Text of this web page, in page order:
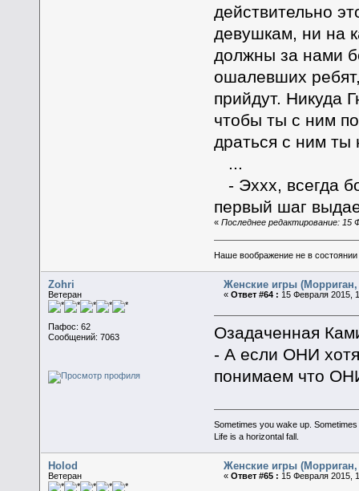
действительно
девушкам, ни на
должны за нами
ошалевших
прийдут. Никуда
чтобы ты с ним
драться с ним ты
...
- Эххх, всегда
первый шаг
« Последнее редактирование: 15
Наше воображение не в состоянии
Zohri
Ветеран
Пафос: 62
Сообщений: 7063
Женские игры
«Ответ #64 : 15 Февраля 2015,
Озадаченная
- А если ОНИ
понимаем что
Sometimes you wake up.
Life is a horizontal fall.
Holod
Ветеран
Женские игры
«Ответ #65 : 15 Февраля 2015,